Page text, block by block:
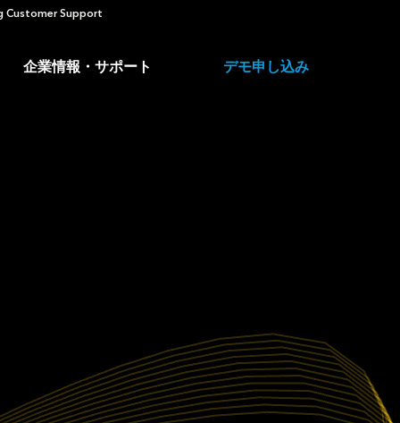
Customer Support
企業情報・サポート デモ申し込み